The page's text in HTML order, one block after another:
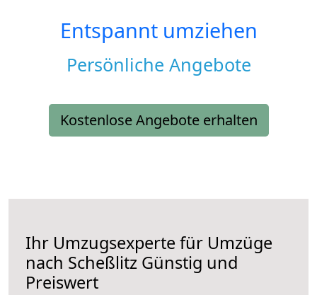
Entspannt umziehen
Persönliche Angebote
Kostenlose Angebote erhalten
Ihr Umzugsexperte für Umzüge
nach Scheßlitz Günstig und
Preiswert